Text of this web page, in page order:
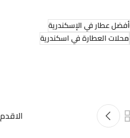
أفضل عطار في الإسكندرية
محلات العطارة في اسكندرية
الاقدم